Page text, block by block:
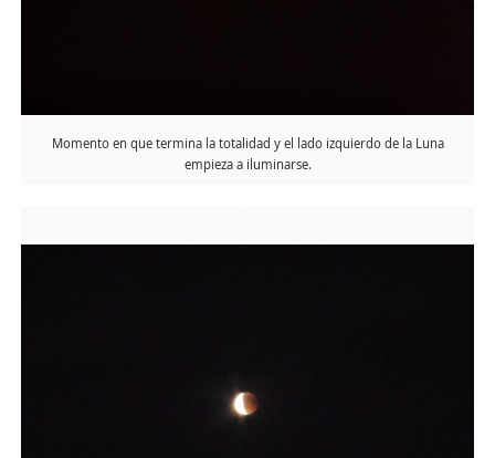
Momento en que termina la totalidad y el lado izquierdo de la Luna
empieza a iluminarse.